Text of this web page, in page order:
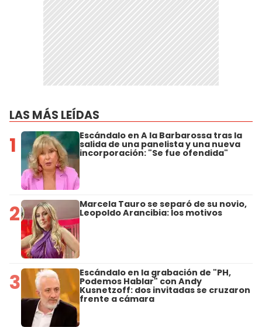
LAS MÁS LEÍDAS
1 Escándalo en A la Barbarossa tras la
salida de una panelista y una nueva
incorporación: "Se fue ofendida"
2 Marcela Tauro se separó de su novio,
Leopoldo Arancibia: los motivos
3 Escándalo en la grabación de "PH,
Podemos Hablar" con Andy
Kusnetzoff: dos invitadas se cruzaron
frente a cámara